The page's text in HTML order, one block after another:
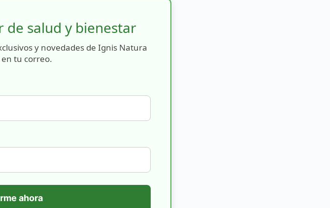
de salud y bienestar
y novedades de Ignis Natura
tu correo.
ahora